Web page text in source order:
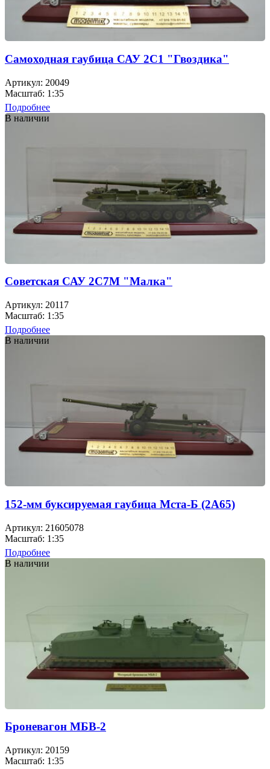
Самоходная гаубица САУ 2С1 "Гвоздика"
Артикул: 20049
Масштаб: 1:35
Подробнее
В наличии
Советская САУ 2С7М "Малка"
Артикул: 20117
Масштаб: 1:35
Подробнее
В наличии
152-мм буксируемая гаубица Мста-Б (2А65)
Артикул: 21605078
Масштаб: 1:35
Подробнее
В наличии
Броневагон МБВ-2
Артикул: 20159
Масштаб: 1:35